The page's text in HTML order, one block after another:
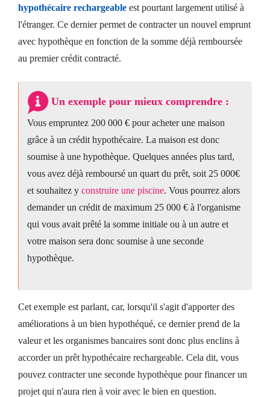
hypothécaire rechargeable est pourtant largement utilisé à
l'étranger. Ce dernier permet de contracter un nouvel emprunt
avec hypothèque en fonction de la somme déjà remboursée
au premier crédit contracté.
Un exemple pour mieux comprendre :
Vous empruntez 200 000 € pour acheter une maison
grâce à un crédit hypothécaire. La maison est donc
soumise à une hypothèque. Quelques années plus tard,
vous avez déjà remboursé un quart du prêt, soit 25 000€
et souhaitez y construire une piscine. Vous pourrez alors
demander un crédit de maximum 25 000 € à l'organisme
qui vous avait prêté la somme initiale ou à un autre et
votre maison sera donc soumise à une seconde
hypothèque.
Cet exemple est parlant, car, lorsqu'il s'agit d'apporter des
améliorations à un bien hypothéqué, ce dernier prend de la
valeur et les organismes bancaires sont donc plus enclins à
accorder un prêt hypothécaire rechargeable. Cela dit, vous
pouvez contracter une seconde hypothèque pour financer un
projet qui n'aura rien à voir avec le bien en question.